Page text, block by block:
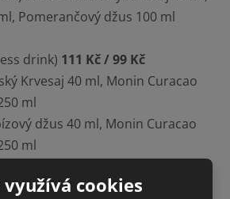
Pomerančový džus 100 ml
drink) 111 Kč / 99 Kč
Krvesaj 40 ml, Monin Curacao
ml
džus 40 ml, Monin Curacao
ml
cookies